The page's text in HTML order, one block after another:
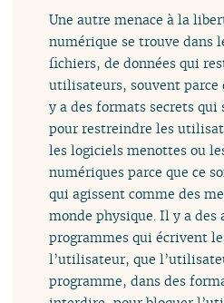
Une autre menace à la
numérique se trouve dans
fichiers, de données qui
utilisateurs, souvent parce
y a des formats secrets qui
pour restreindre les
les logiciels menottes ou
numériques parce que ce
qui agissent comme des
monde physique. Il y a des
programmes qui écrivent
l’utilisateur, que
programme, dans des